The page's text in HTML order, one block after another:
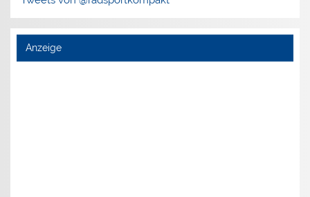
Anzeige